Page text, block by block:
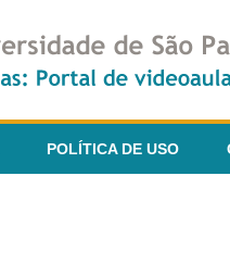
POLÍTICA DE USO